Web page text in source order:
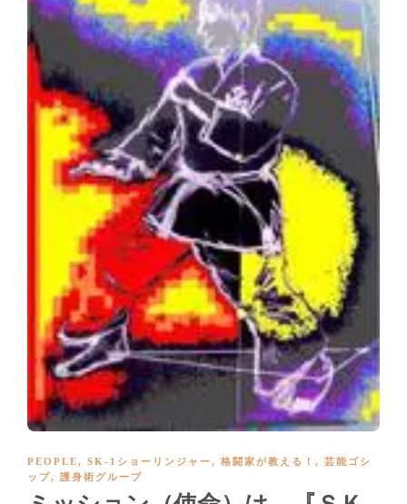
PEOPLE, SK-1ショーリンジャー, 格闘家が教える！ , 芸能ゴシ
ップ, 護身術グループ